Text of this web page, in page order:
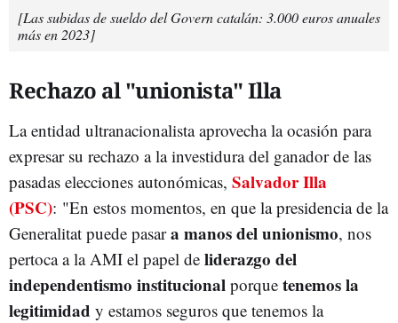
[Las subidas de sueldo del Govern catalán: 3.000 euros anuales
más en 2023]
Rechazo al "unionista" Illa
La entidad ultranacionalista aprovecha la ocasión para
expresar su rechazo a la investidura del ganador de las
pasadas elecciones autonómicas, Salvador Illa
(PSC): "En estos momentos, en que la presidencia de la
Generalitat puede pasara manos del unionismo, nos
pertoca a la AMI el papel de liderazgo del
independentismo institucional porque tenemos la
legitimidad y estamos seguros que tenemos la